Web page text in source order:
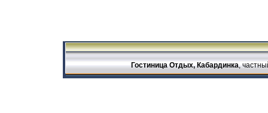
Гостиница Отдых, Кабардинка,